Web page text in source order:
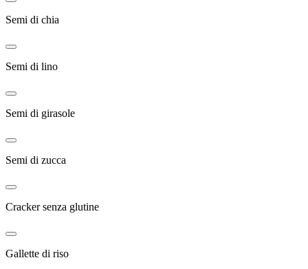
Semi di chia
Semi di lino
Semi di girasole
Semi di zucca
Cracker senza glutine
Gallette di riso